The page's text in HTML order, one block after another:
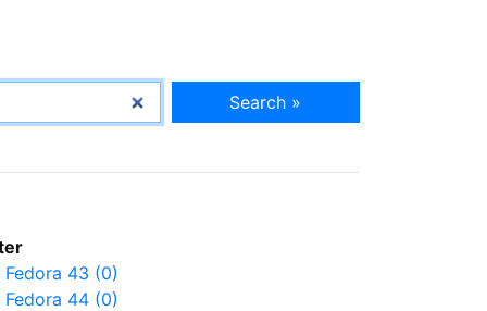
Search »
Fedora 43 (0)
Fedora 44 (0)